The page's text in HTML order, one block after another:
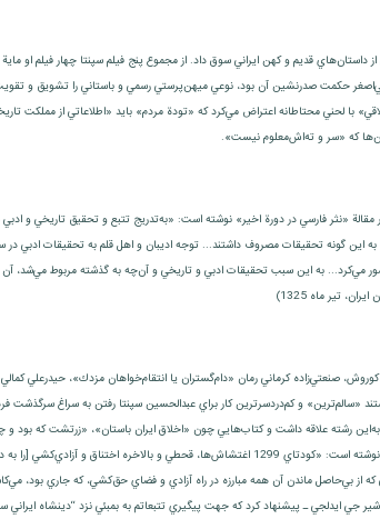
قديم و كهن ايراني سوق داد. از مجموع پنج فيلم سپنتا چهار فيلم او ماية
حكمت‌ صدرنشين‌ آن‌ بود، نوعي‌ ميهن‌پرستي‌ رسمي‌ و باستاني‌ را تشويق‌ و
با لحني‌ محتاطانه‌ اعتراض‌ مي‌كرد كه‌ «تودة‌ مردم‌» بايد «اطلاعاتي‌ از مملكت‌
كه‌ «سر و ته‌اش‌معلوم‌ نيست‌».
«نثر فارسي در دورة اخير» نوشته است: «به‌تدريج‌ تتبع‌ و تحقيق‌ تاريخي‌ و ادبي‌
چنان‌ كه‌ بسياري‌ از نويسندگان‌ و شاعران‌ از سال‌هاي‌ 1310 به‌بعد وقت‌ و همت‌ خود را به‌ اين‌ گونه‌ تحقيقات‌ مصروف‌ داشتند... توجه‌ اديبان‌ و اهل‌
مي‌كرد... به‌ اين‌ سبب‌ تحقيقات‌ ادبي‌ و تاريخي‌ و آن‌چه‌ به‌ گذشته‌ مربوط‌ مي‌شد،
تير ماه 1325)
صنعتي‌زاده‌ كرماني‌ رمان‌ «دام‌گستران‌ يا انتقام‌خواهان‌ مزدك‌»، حيدرعلي‌ كمالي‌
«سالم‌ترين‌» و كم‌دردسرترين‌ كار براي‌ عبدالحسين‌ سپنتا رفتن‌ به‌ سراغ‌
رشته‌ علاقه‌ داشت‌ و كتاب‌هايي‌ چون‌ «اخلاق‌ ايران‌ باستان»‌، «زرتشت‌ كه‌ بود و
«پرتويي‌ از فلسفة ‌ايران‌ باستان»‌ و «ايران‌ و اهميت‌ آن‌ در ترقي‌ و تمدن‌ بشر» را تأليف‌ كرده‌ بود. سپنتا دربارة‌ علل‌ تمايلش‌ به‌ اين‌ زمينه‌ نوشته‌ است‌: «كودتاي‌
كه‌ از بي‌حاصل‌ ماندن‌ آن‌ همه‌ مبارزه‌ در راه‌ آزادي‌ و فضاي‌ حق‌كشي‌، كه‌ جاري‌ بود،
جي‌ ايدلجي‌ ـ پيشنهاد كرد كه‌ جهت‌ پيگيري‌ تتبعاتم‌ به‌ بمبئي‌ نزد ‘‘دينشاه‌ ايراني‌